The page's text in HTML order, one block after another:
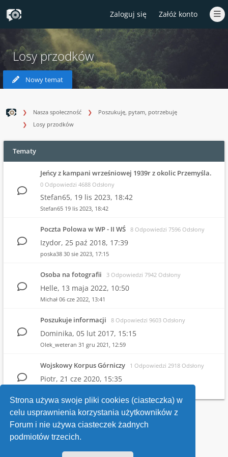
Strona używa swoje pliki cookies (ciasteczka) w
celu usprawnienia korzystania użytkowników z
Forum i nie używa ciasteczek żadnych
podmiotów trzecich.
Zaloguj się Załóż konto
Losy przodków
Nowy temat
Nasza społeczność
Poszukuję, pytam, potrzebuję
Losy przodków
Tematy
Jeńcy z kampani wrześniowej 1939r z okolic Przemyśla.
0 Odpowiedzi 4688 Odsłony
Stefan65, 19 lis 2023, 18:42
Stefan65 19 lis 2023, 18:42
Poczta Polowa w WP - II WŚ 8 Odpowiedzi 7596 Odsłony
Izydor, 25 paź 2018, 17:39
poska38 30 sie 2023, 17:15
Osoba na fotografii 3 Odpowiedzi 7942 Odsłony
Helle, 13 maja 2022, 10:50
Michał 06 cze 2022, 13:41
Poszukuje informacji 8 Odpowiedzi 9603 Odsłony
Dominika, 05 lut 2017, 15:15
Olek_weteran 31 gru 2021, 12:59
Wojskowy Korpus Górniczy 1 Odpowiedzi 2918 Odsłony
Piotr, 21 cze 2020, 15:35
Wróć do wykazu forów